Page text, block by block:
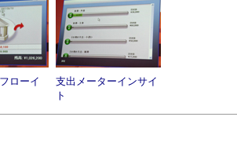
ローイ
支出メーターインサイ
ト